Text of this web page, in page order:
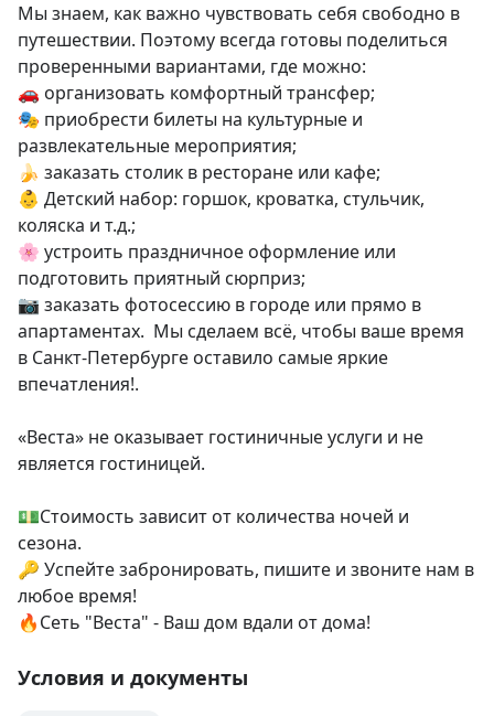
Мы знаем, как важно чувствовать себя свободно в
путешествии. Поэтому всегда готовы поделиться
проверенными вариантами, где можно:
🚗 организовать комфортный трансфер;
🎭 приобрести билеты на культурные и
развлекательные мероприятия;
🍌 заказать столик в ресторане или кафе;
👶 Детский набор: горшок, кроватка, стульчик,
коляска и т.д.;
🌸 устроить праздничное оформление или
подготовить приятный сюрприз;
📷 заказать фотосессию в городе или прямо в
апартаментах.  Мы сделаем всё, чтобы ваше время
в Санкт-Петербурге оставило самые яркие
впечатления!.
«Веста» не оказывает гостиничные услуги и не
является гостиницей.
💵Стоимость зависит от количества ночей и
сезона.
🔑 Успейте забронировать, пишите и звоните нам в
любое время!
🔥Сеть "Веста" - Ваш дом вдали от дома!
Условия и документы